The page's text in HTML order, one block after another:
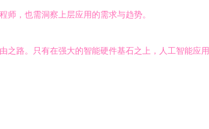
，也需洞察上层应用的需求与趋势。
之路。只有在强大的智能硬件基石之上，人工智能应